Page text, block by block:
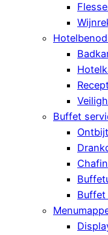
Buffet